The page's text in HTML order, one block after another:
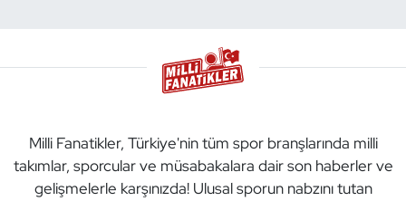
Milli Fanatikler, Türkiye'nin tüm spor branşlarında milli
takımlar, sporcular ve müsabakalara dair son haberler ve
gelişmelerle karşınızda! Ulusal sporun nabzını tutan